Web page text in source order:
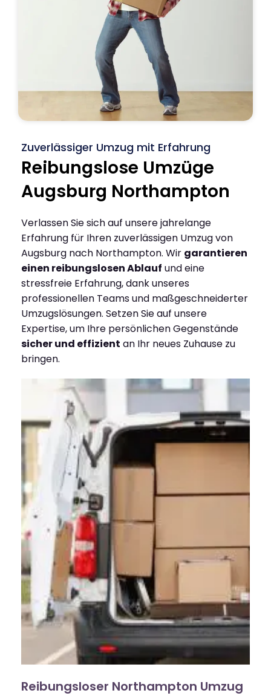
Zuverlässiger Umzug mit Erfahrung
Reibungslose Umzüge
Augsburg Northampton
Verlassen Sie sich auf unsere jahrelange
Erfahrung für Ihren zuverlässigen Umzug von
Augsburg nach Northampton. Wir garantieren
einen reibungslosen Ablauf und eine
stressfreie Erfahrung, dank unseres
professionellen Teams und maßgeschneiderter
Umzugslösungen. Setzen Sie auf unsere
Expertise, um Ihre persönlichen Gegenstände
sicher und effizient an Ihr neues Zuhause zu
bringen.
Reibungsloser Northampton Umzug